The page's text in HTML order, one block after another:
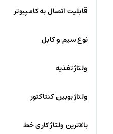
قابلیت اتصال به کامپیوتر
نوع سیم و کابل
ولتاژ تغذیه
ولتاژ بوبین کنتاکتور
بالاترین ولتاژ کاری خط